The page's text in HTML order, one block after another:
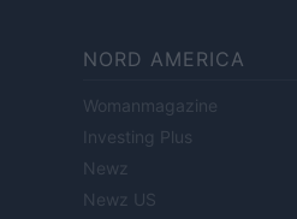
NORD AMERICA
Womanmagazine
Investing Plus
Newz
Newz US